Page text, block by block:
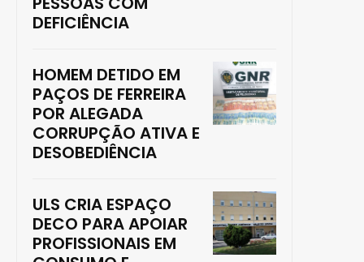
DEFICIÊNCIA
HOMEM DETIDO EM
PAÇOS DE FERREIRA
POR ALEGADA
CORRUPÇÃO ATIVA E
DESOBEDIÊNCIA
ULS CRIA ESPAÇO
DECO PARA APOIAR
PROFISSIONAIS EM